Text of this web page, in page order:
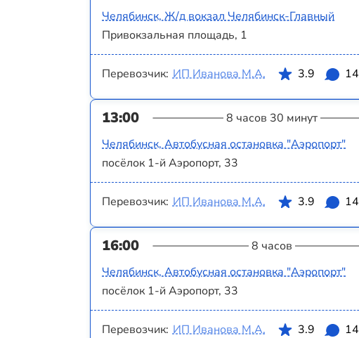
Челябинск, Ж/д вокзал Челябинск-Главный
Привокзальная площадь, 1
Перевозчик: ИП Иванова М.А. 3.9 14
13:00 8 часов 30 минут
Челябинск, Автобусная остановка "Аэропорт"
посёлок 1-й Аэропорт, 33
Перевозчик: ИП Иванова М.А. 3.9 14
16:00 8 часов
Челябинск, Автобусная остановка "Аэропорт"
посёлок 1-й Аэропорт, 33
Перевозчик: ИП Иванова М.А. 3.9 14